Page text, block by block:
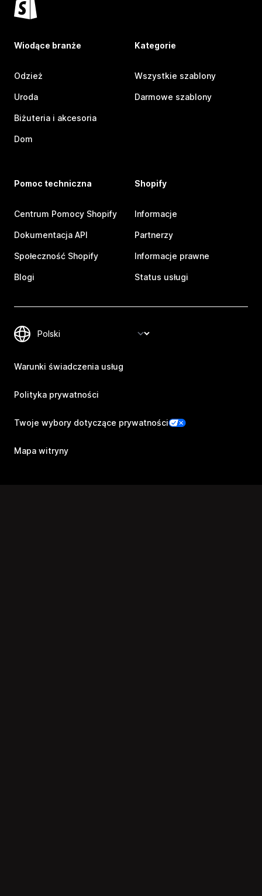
Wiodące branże
Odzież
Uroda
Biżuteria i akcesoria
Dom
Kategorie
Wszystkie szablony
Darmowe szablony
Pomoc techniczna
Centrum Pomocy Shopify
Dokumentacja API
Społeczność Shopify
Blogi
Shopify
Informacje
Partnerzy
Informacje prawne
Status usługi
Warunki świadczenia usług
Polityka prywatności
Twoje wybory dotyczące prywatności
Mapa witryny